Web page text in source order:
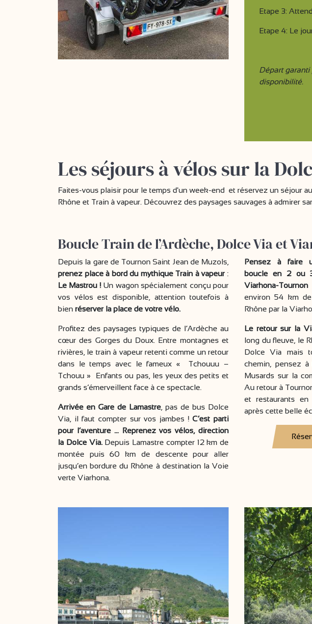
Etape 3:
Etape 4: Le
Départ garanti
disponibilité.
Les séjours à vélos sur la
Faites-vous plaisir pour le temps d'un week-end et réservez un séjour
Rhône et Train à vapeur. Découvrez des paysages sauvages à admirer
Boucle Train de l’Ardèche, Dolce Via et
Depuis la gare de Tournon Saint Jean de Muzols,
prenez place à bord du mythique Train à vapeur :
Le Mastrou !Un wagon spécialement conçu pour
vos vélos est disponible, attention toutefois à
bien réserver la place de votre vélo.
Profitez des paysages typiques de l’Ardèche au
cœur des Gorges du Doux. Entre montagnes et
rivières, le train à vapeur retenti comme un retour
dans le temps avec le fameux « Tchouuu –
Tchouu » Enfants ou pas, les yeux des petits et
grands s’émerveillent face à ce spectacle.
Arrivée en Gare de Lamastre , pas de bus Dolce
Via, il faut compter sur vos jambes !C’est parti
pour l’aventure … Reprenez vos vélos, direction
la Dolce Via. Depuis Lamastre compter 12 km de
montée puis 60 km de descente pour aller
jusqu’en bordure du Rhône à destination la Voie
verte Viarhona.
Pensez à faire
boucle en 2 ou
Viarhona-Tournon
environ 54 km
Rhône par la
Le retour sur la
long du fleuve, le
Dolce Via mais
chemin, pensez
Musards sur la
Au retour à
et restaurants
après cette belle